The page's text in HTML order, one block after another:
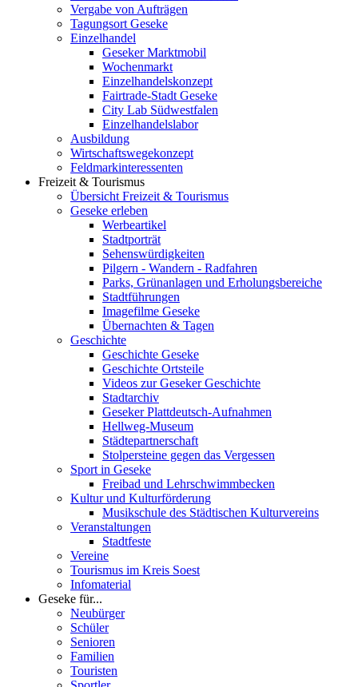
Vergabe von Aufträgen
Tagungsort Geseke
Einzelhandel
Geseker Marktmobil
Wochenmarkt
Einzelhandelskonzept
Fairtrade-Stadt Geseke
City Lab Südwestfalen
Einzelhandelslabor
Ausbildung
Wirtschaftswegekonzept
Feldmarkinteressenten
Freizeit & Tourismus
Übersicht Freizeit & Tourismus
Geseke erleben
Werbeartikel
Stadtporträt
Sehenswürdigkeiten
Pilgern - Wandern - Radfahren
Parks, Grünanlagen und Erholungsbereiche
Stadtführungen
Imagefilme Geseke
Übernachten & Tagen
Geschichte
Geschichte Geseke
Geschichte Ortsteile
Videos zur Geseker Geschichte
Stadtarchiv
Geseker Plattdeutsch-Aufnahmen
Hellweg-Museum
Städtepartnerschaft
Stolpersteine gegen das Vergessen
Sport in Geseke
Freibad und Lehrschwimmbecken
Kultur und Kulturförderung
Musikschule des Städtischen Kulturvereins
Veranstaltungen
Stadtfeste
Vereine
Tourismus im Kreis Soest
Infomaterial
Geseke für...
Neubürger
Schüler
Senioren
Familien
Touristen